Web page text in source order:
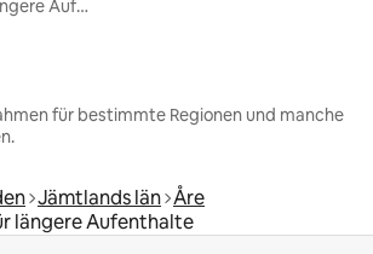
Unterkünfte für längere Aufenthalte
für bestimmte Regionen und manche
Jämtlands län Åre
längere Aufenthalte